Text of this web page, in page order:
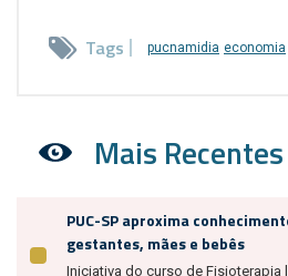
Tags pucnamidia economia
Mais Recentes
PUC-SP aproxima
gestantes, mães e bebês
Iniciativa do curso de